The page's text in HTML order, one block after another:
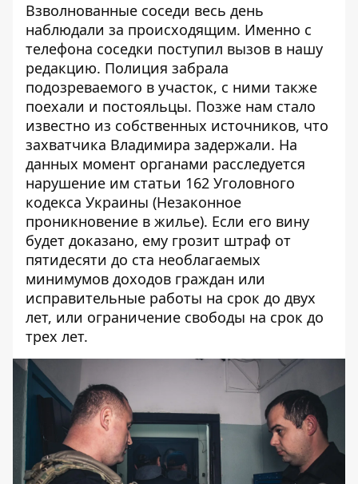
Взволнованные соседи весь день
наблюдали за происходящим. Именно с
телефона соседки поступил вызов в нашу
редакцию. Полиция забрала
подозреваемого в участок, с ними также
поехали и постояльцы. Позже нам стало
известно из собственных источников, что
захватчика Владимира задержали. На
данных момент органами расследуется
нарушение им статьи 162 Уголовного
кодекса Украины (Незаконное
проникновение в жилье). Если его вину
будет доказано, ему грозит штраф от
пятидесяти до ста необлагаемых
минимумов доходов граждан или
исправительные работы на срок до двух
лет, или ограничение свободы на срок до
трех лет.